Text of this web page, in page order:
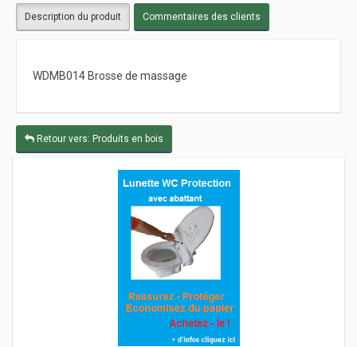
Description du produit Commentaires des clients
WDMB014 Brosse de massage
Retour vers: Produits en bois